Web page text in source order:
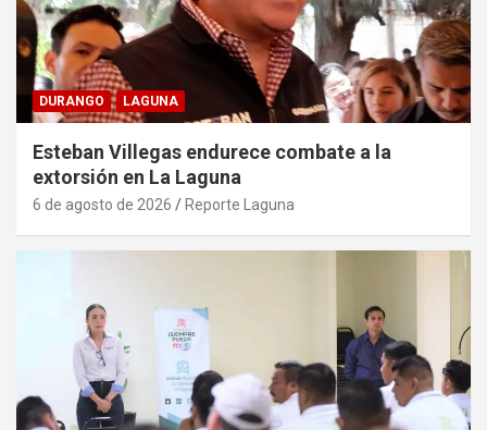
DURANGO LAGUNA
Esteban Villegas endurece combate a la
extorsión en La Laguna
6 de agosto de 2026 Reporte Laguna